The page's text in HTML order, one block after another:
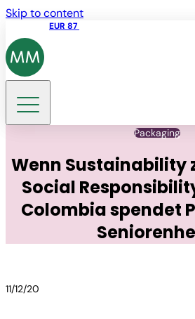
Skip to content
EUR 87
Packaging
Wenn Sustainability
Social
Colombia spendet
11/12/20